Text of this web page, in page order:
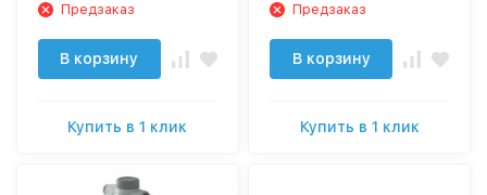
Предзаказ
В корзину
Купить в 1 клик
Предзаказ
В корзину
Купить в 1 клик